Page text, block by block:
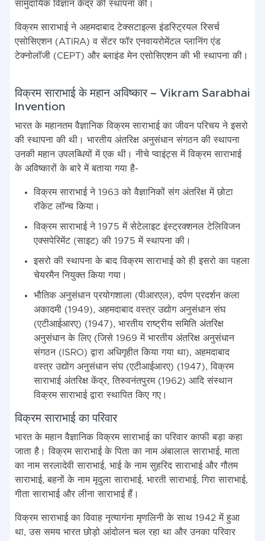
सामुदायिक विज्ञान केंद्र की स्थापना की।
विक्रम साराभाई ने अहमदाबाद टेक्सटाइल्स इंडस्ट्रियल रिसर्च
एसोसिएशन (ATIRA) व सेंटर फॉर एनवायरोमेंटल प्लानिंग एंड
टेक्नोलॉजी (CEPT) और ब्लाइंड मेन एसोसिएशन की भी स्थापना की।
विक्रम साराभाई के महान अविष्कार – Vikram Sarabhai
Invention
भारत के महानतम वैज्ञानिक विक्रम साराभाई का जीवन परिचय ने इसरो
की स्थापना की थी। भारतीय अंतरिक्ष अनुसंधान संगठन की स्थापना
उनकी महान उपलब्धियों में एक थी। नीचे प्वाइंट्स में विक्रम साराभाई
के अविष्कारों के बारे में बताया गया है-
विक्रम साराभाई ने 1963 को वैज्ञानिकों संग अंतरिक्ष में छोटा
रॉकेट लॉन्च किया।
विक्रम साराभाई ने 1975 में सेटेलाइट इंस्ट्रक्शनल टेलिविजन
एक्सपेरिमेंट (साइट) की 1975 में स्थापना की।
इसरो की स्थापना के बाद विक्रम साराभाई को ही इसरो का पहला
चेयरमैन नियुक्त किया गया।
भौतिक अनुसंधान प्रयोगशाला (पीआरएल), दर्पण प्रदर्शन कला
अकादमी (1949), अहमदाबाद वस्त्र उद्योग अनुसंधान संघ
(एटीआईआरए) (1947), भारतीय राष्ट्रीय समिति अंतरिक्ष
अनुसंधान के लिए (जिसे 1969 में भारतीय अंतरिक्ष अनुसंधान
संगठन (ISRO) द्वारा अधिगृहीत किया गया था), अहमदाबाद
वस्त्र उद्योग अनुसंधान संघ (एटीआईआरए) (1947), विक्रम
साराभाई अंतरिक्ष केंद्र, तिरुवनंतपुरम (1962) आदि संस्थान
विक्रम साराभाई द्वारा स्थापित किए गए।
विक्रम साराभाई का परिवार
भारत के महान वैज्ञानिक विक्रम साराभाई का परिवार काफी बड़ा कहा
जाता है। विक्रम साराभाई के पिता का नाम अंबालाल साराभाई, माता
का नाम सरलादेवी साराभाई, भाई के नाम सुहरिद साराभाई और गौतम
साराभाई, बहनों के नाम मृदुला साराभाई, भारती साराभाई, गिरा साराभाई,
गीता साराभाई और लीना साराभाई हैं।
विक्रम साराभाई का विवाह नृत्यागंना मृणलिनी के साथ 1942 में हुआ
था, उस समय भारत छोड़ो आंदोलन चल रहा था और उनका परिवार